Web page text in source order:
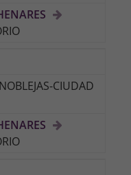
CIUDAD